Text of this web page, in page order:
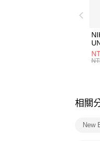
統
相關
New